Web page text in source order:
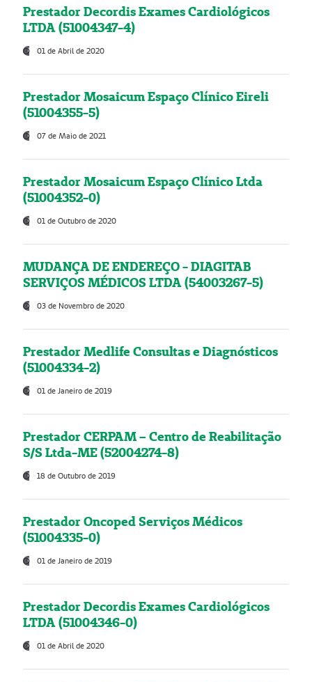
Prestador Decordis Exames Cardiológicos
LTDA (51004347-4)
01 de Abril de 2020
Prestador Mosaicum Espaço Clínico Eireli
(51004355-5)
07 de Maio de 2021
Prestador Mosaicum Espaço Clínico Ltda
(51004352-0)
01 de Outubro de 2020
MUDANÇA DE ENDEREÇO - DIAGITAB
SERVIÇOS MÉDICOS LTDA (54003267-5)
03 de Novembro de 2020
Prestador Medlife Consultas e Diagnósticos
(51004334-2)
01 de Janeiro de 2019
Prestador CERPAM – Centro de Reabilitação
S/S Ltda-ME (52004274-8)
18 de Outubro de 2019
Prestador Oncoped Serviços Médicos
(51004335-0)
01 de Janeiro de 2019
Prestador Decordis Exames Cardiológicos
LTDA (51004346-0)
01 de Abril de 2020